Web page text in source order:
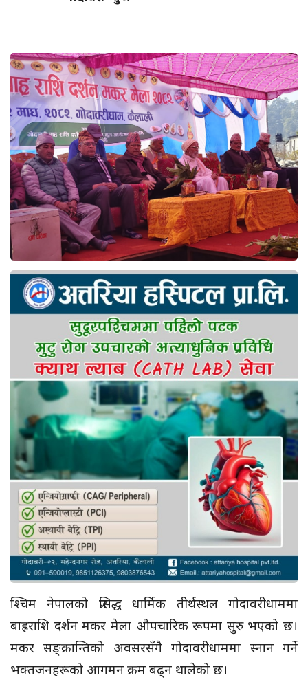
श्चिम नेपालको प्रसिद्ध धार्मिक तीर्थस्थल गोदावरीधाममा
बाह्रराशि दर्शन मकर मेला औपचारिक रूपमा सुरु भएको छ।
मकर सङ्क्रान्तिको अवसरसँगै गोदावरीधाममा स्नान गर्ने
भक्तजनहरूको आगमन क्रम बढ्न थालेको छ।